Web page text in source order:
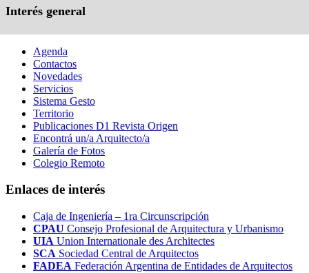
Interés general
Agenda
Contactos
Novedades
Servicios
Sistema Gesto
Territorio
Publicaciones D1 Revista Origen
Encontrá un/a Arquitecto/a
Galería de Fotos
Colegio Remoto
Enlaces de interés
Caja de Ingeniería – 1ra Circunscripción
CPAU Consejo Profesional de Arquitectura y Urbanismo
UIA Union Internationale des Architectes
SCA Sociedad Central de Arquitectos
FADEA Federación Argentina de Entidades de Arquitectos